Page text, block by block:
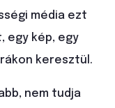
média ezt
egy kép, egy
keresztül.
nem tudja